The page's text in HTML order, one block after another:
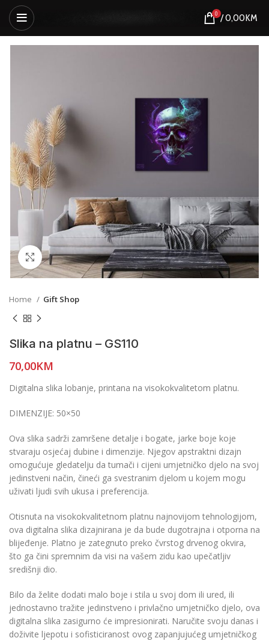
0 /0,00KM
Click to enlarge
Home Gift Shop
Slika na platnu – GS110
70,00KM
Digitalna slika lobanje, printana na visokokvalitetom platnu.
DIMENZIJE: 50×50
Ova slika sadrži zamršene detalje i bogate, jarke boje koje
stvaraju osjećaj dubine i dimenzije. Njegov apstraktni dizajn
omogućuje gledatelju da tumači i cijeni umjetničko djelo na svoj
jedinstveni način, čineći ga svestranim djelom u kojem mogu
uživati ljudi svih ukusa i preferencija.
Otisnuta na visokokvalitetnom platnu najnovijom tehnologijom,
ova digitalna slika dizajnirana je da bude dugotrajna i otporna na
blijeđenje. Platno je zategnuto preko čvrstog drvenog okvira,
što ga čini spremnim da visi na vašem zidu kao upečatljiv
središnji dio.
Bilo da želite dodati malo boje i stila u svoj dom ili ured, ili
jednostavno tražite jedinstveno i privlačno umjetničko djelo, ova
digitalna slika zasigurno će impresionirati. Naručite svoju danas i
doživite ljepotu i sofisticiranost ovog zapanjujućeg umjetničkog